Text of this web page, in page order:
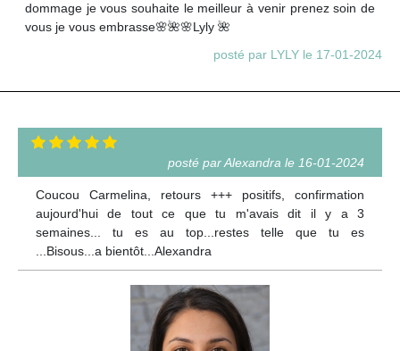
dommage je vous souhaite le meilleur à venir prenez soin de
vous je vous embrasse🌸🌺🌸Lyly 🌺
posté par LYLY le 17-01-2024
posté par Alexandra le 16-01-2024
Coucou Carmelina, retours +++ positifs, confirmation
aujourd'hui de tout ce que tu m'avais dit il y a 3
semaines... tu es au top...restes telle que tu es
...Bisous...a bientôt...Alexandra